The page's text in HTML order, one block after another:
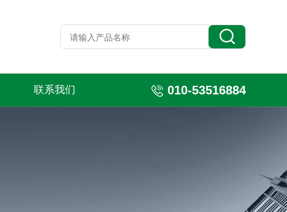
联系我们 010-53516884